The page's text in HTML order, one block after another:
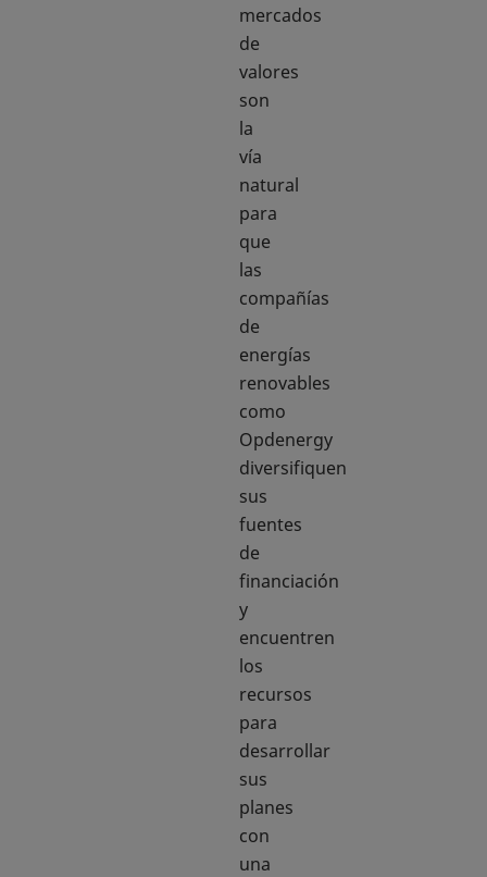
mercados
de
valores
son
la
vía
natural
para
que
las
compañías
de
energías
renovables
como
Opdenergy
diversifiquen
sus
fuentes
de
financiación
y
encuentren
los
recursos
para
desarrollar
sus
planes
con
una